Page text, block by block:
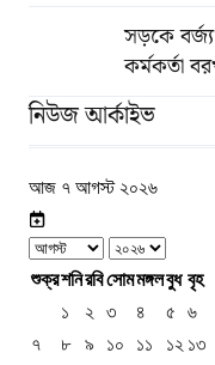
সড়কে বর্জ্য
কর্মকর্তা
নিউজ আর্কাইভ
আজ ৭ আগস্ট ২০২৬
শুক্রশনিরবিসোমমঙ্গলবুধ বৃহ
১
২ ৩ ৪ ৫
৬
৭
৮ ৯ ১০ ১১ ১২ ১৩